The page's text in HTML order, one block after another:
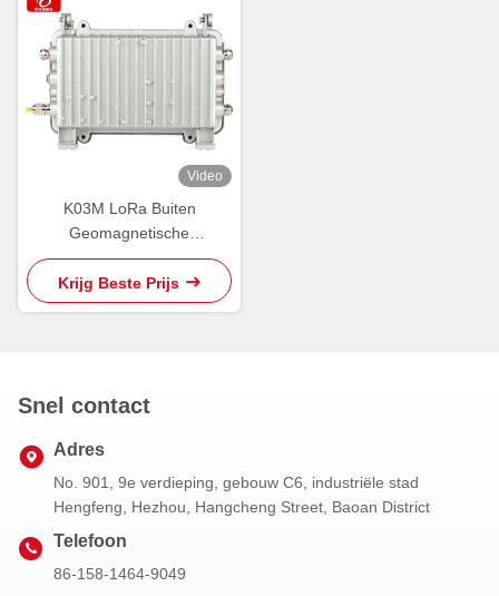
Video
K03M LoRa Buiten
Geomagnetische
Gecentraliseerde Controleur
PGS
Krijg Beste Prijs
Snel contact
Adres
No. 901, 9e verdieping, gebouw C6, industriële stad
Hengfeng, Hezhou, Hangcheng Street, Baoan District
Telefoon
86-158-1464-9049